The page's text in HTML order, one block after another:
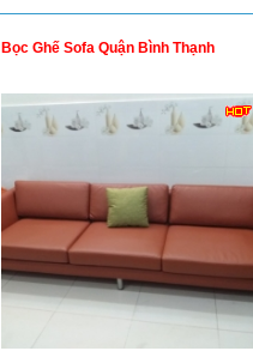
Bọc Ghế Sofa Quận Bình Thạnh